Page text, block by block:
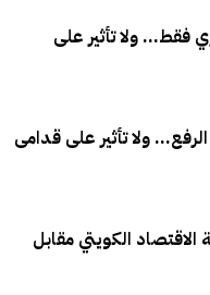
فقط... ولا تأثير على
ولا تأثير على قدامى
الكويتي مقابل